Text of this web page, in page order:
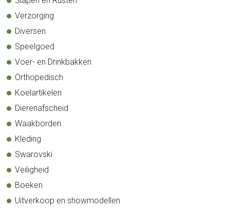
Verzorging
Diversen
Speelgoed
Voer- en Drinkbakken
Orthopedisch
Koelartikelen
Dierenafscheid
Waakborden
Kleding
Swarovski
Veiligheid
Boeken
Uitverkoop en showmodellen